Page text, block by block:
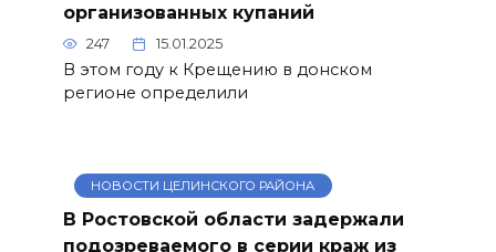
организованных купаний
247 15.01.2025
В этом году к Крещению в донском
регионе определили
НОВОСТИ ЦЕЛИНСКОГО РАЙОНА
В Ростовской области задержали
подозреваемого в серии краж из